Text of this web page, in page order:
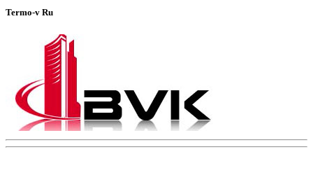
Termo-v Ru